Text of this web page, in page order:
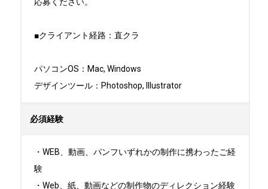
■クライアント経路：直クラ
パソコンOS：Mac, Windows
デザインツール：Photoshop, Illustrator
必須経験
・WEB、動画、パンフいずれかの制作に携わったご経
験
・Web、紙、動画などの制作物のディレクション経験